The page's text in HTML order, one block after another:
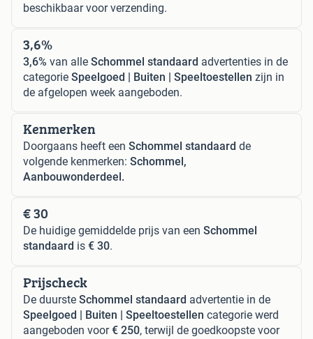
beschikbaar voor verzending.
3,6%
3,6% van alle Schommel standaard advertenties in de
categorie Speelgoed | Buiten | Speeltoestellen zijn in
de afgelopen week aangeboden.
Kenmerken
Doorgaans heeft een Schommel standaard de
volgende kenmerken: Schommel,
Aanbouwonderdeel.
€ 30
De huidige gemiddelde prijs van een Schommel
standaard is € 30.
Prijscheck
De duurste Schommel standaard advertentie in de
Speelgoed | Buiten | Speeltoestellen categorie werd
aangeboden voor€ 250, terwijl de goedkoopste voor